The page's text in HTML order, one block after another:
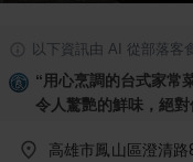
以下資訊由 AI 從部落客
“ 用心烹調的台式家常
令人驚艷的鮮味，絕對
高雄市鳳山區澄清路